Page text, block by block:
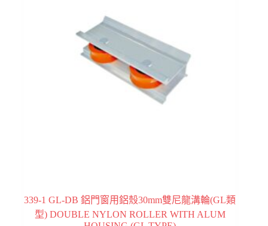
339-1 GL-DB 鋁門窗用鋁殼30mm雙尼龍溝輪(GL類
型) DOUBLE NYLON ROLLER WITH ALUM